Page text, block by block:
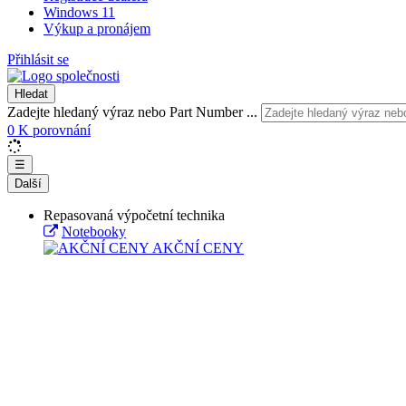
Windows 11
Výkup a pronájem
Přihlásit se
Hledat
Zadejte hledaný výraz nebo Part Number ...
0 K porovnání
☰
Další
Repasovaná výpočetní technika
Notebooky
AKČNÍ CENY